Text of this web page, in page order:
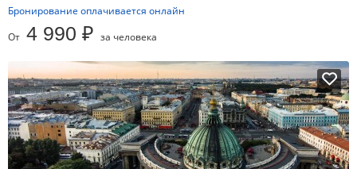
Бронирование оплачивается онлайн
От 4 990 ₽ за человека